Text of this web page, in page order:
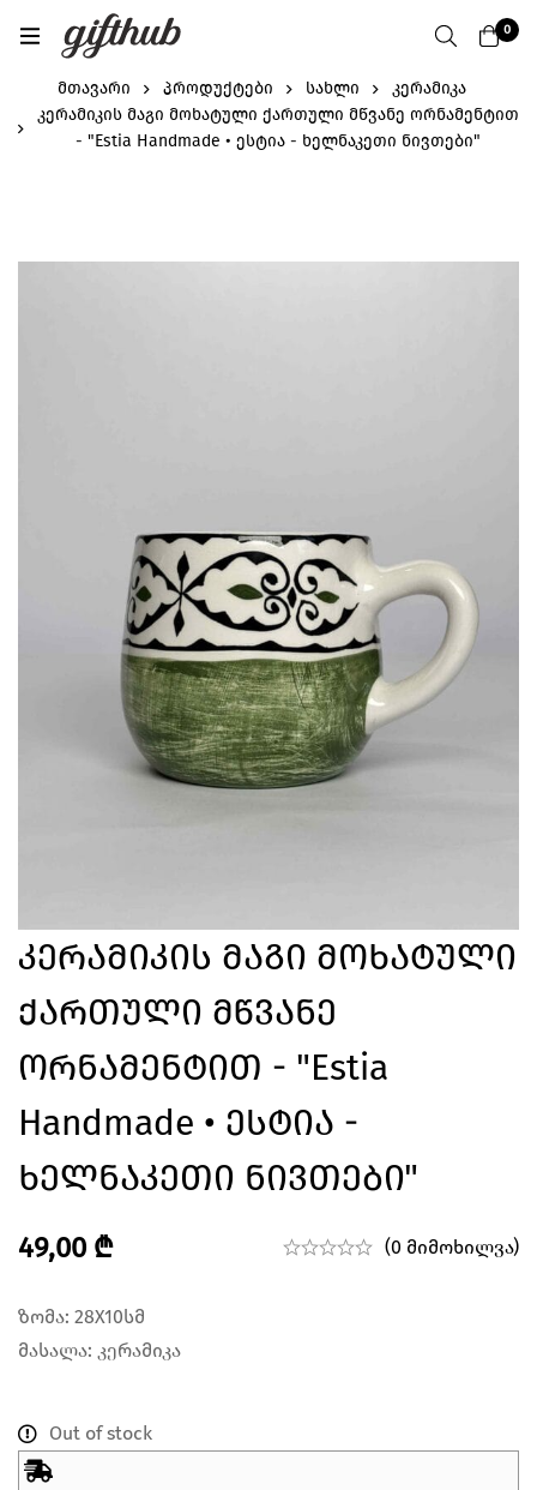
0
მთავარი პროდუქტები სახლი
კერამიკა
კერამიკის მაგი მოხატული ქართული მწვანე ორნამენტით
- "Estia Handmade • ესტია - ხელნაკეთი ნივთები"
Კერამიკის Მაგი Მოხატული
Ქართული Მწვანე
Ორნამენტით - "Estia
Handmade • Ესტია -
Ხელნაკეთი Ნივთები"
49,00 ₾ (0 მიმოხილვა)
ზომა: 28X10სმ
მასალა: კერამიკა
Out of stock